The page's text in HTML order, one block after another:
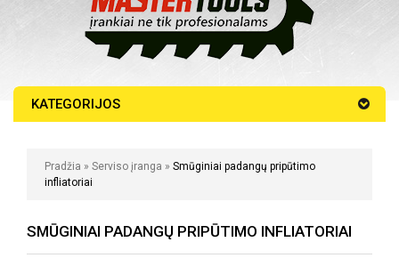
KATEGORIJOS
Pradžia » Serviso įranga » Smūginiai padangų pripūtimo
infliatoriai
SMŪGINIAI PADANGŲ PRIPŪTIMO INFLIATORIAI